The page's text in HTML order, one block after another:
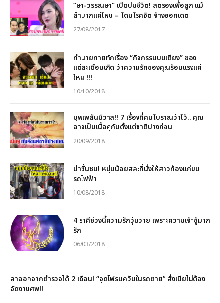
“ษา-วรรณษา” เปิดปมชีวิต! สตรองเพื่อลูก แม้
ลำบากแค่ไหน – โดนโรคจิต จ้างออกเดต
27/08/2017
ทำนายทายทักเรื่อง “กิจกรรมบนเตียง” ของ
แต่ละเดือนเกิด ว่าความรักของคุณร้อนแรงแค่
ไหน !!!
10/10/2018
บุพเพสันนิวาส!! 7 เรื่องที่คนโบราณว่าไว้.. คุณ
อาจเป็นเนื้อคู่กันตั้งแต่ชาติปางก่อน
20/09/2018
น่าชื่นชม! หนุ่มน้อยสละที่นั่งให้สาวท้องแก่บน
รถไฟฟ้า
10/08/2018
4 ราศีช่วงนี้ความรักวุ่นวาย เพราะความเจ้าชู้มาก
รัก
06/03/2018
ลาออกจากตำรวจได้ 2 เดือน! “จุดไฟรมควันในรถตาย” สั่งเมียไม่ต้อง
จัดงานศพ!!